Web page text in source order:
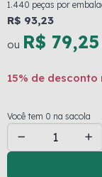
1.440 peças por
R$ 93,23
ou R$ 79,25
15% de
Você tem 0 na sacola